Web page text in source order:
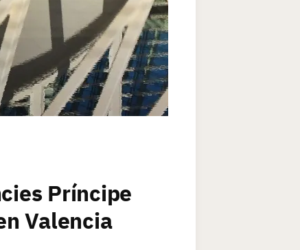
Príncipe
Valencia